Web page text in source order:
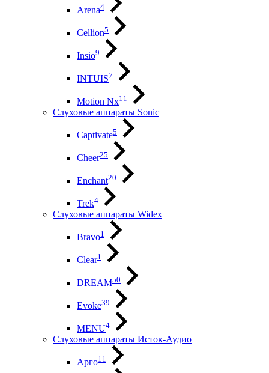
Arena4
Cellion5
Insio9
INTUIS7
Motion Nx11
Слуховые аппараты Sonic
Captivate5
Cheer25
Enchant20
Trek4
Слуховые аппараты Widex
Bravo1
Clear1
DREAM50
Evoke39
MENU4
Слуховые аппараты Исток-Аудио
Арго11